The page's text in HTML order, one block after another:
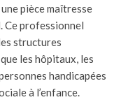
pièce maîtresse
Ce professionnel
structures
les hôpitaux, les
handicapées
à l’enfance.